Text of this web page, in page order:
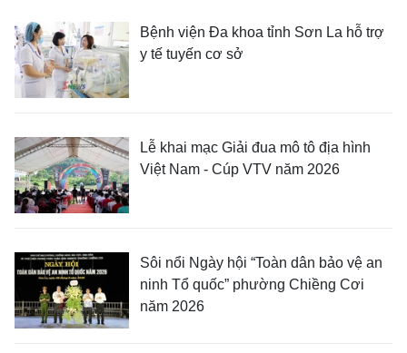
Bệnh viện Đa khoa tỉnh Sơn La hỗ trợ
y tế tuyến cơ sở
Lễ khai mạc Giải đua mô tô địa hình
Việt Nam - Cúp VTV năm 2026
Sôi nổi Ngày hội “Toàn dân bảo vệ an
ninh Tổ quốc” phường Chiềng Cơi
năm 2026